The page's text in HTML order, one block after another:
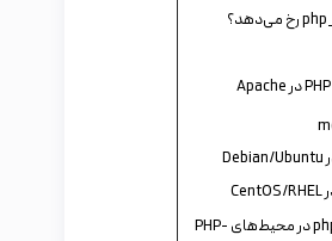
3- جایگزین php_admin_flag در محیط‌های PHP-